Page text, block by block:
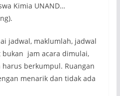
Kimia UNAND…
jadwal, maklumlah, jadwal
jam acara dimulai,
berkumpul. Ruangan
menarik dan tidak ada